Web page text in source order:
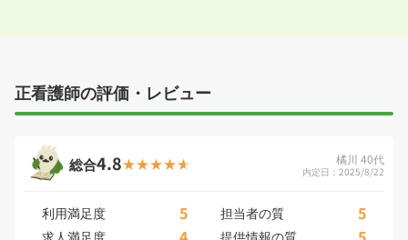
正看護師の評価・レビュー
総合4.8 橘川 40代
内定日：2025/8/22
利用満足度 5 担当者の質 5